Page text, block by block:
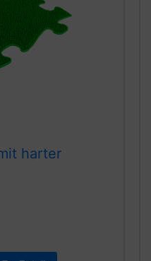
harter